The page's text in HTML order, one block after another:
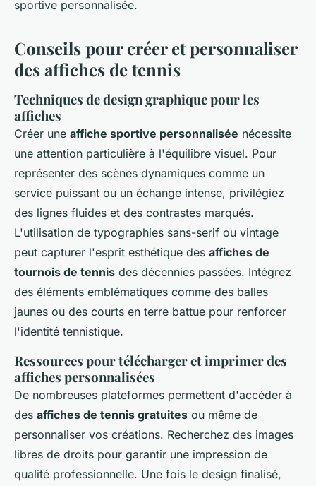
sportive personnalisée.
Conseils pour créer et personnaliser
des affiches de tennis
Techniques de design graphique pour les
affiches
Créer une affiche sportive personnalisée nécessite
une attention particulière à l'équilibre visuel. Pour
représenter des scènes dynamiques comme un
service puissant ou un échange intense, privilégiez
des lignes fluides et des contrastes marqués.
L'utilisation de typographies sans-serif ou vintage
peut capturer l'esprit esthétique des affiches de
tournois de tennis des décennies passées. Intégrez
des éléments emblématiques comme des balles
jaunes ou des courts en terre battue pour renforcer
l'identité tennistique.
Ressources pour télécharger et imprimer des
affiches personnalisées
De nombreuses plateformes permettent d'accéder à
des affiches de tennis gratuites ou même de
personnaliser vos créations. Recherchez des images
libres de droits pour garantir une impression de
qualité professionnelle. Une fois le design finalisé,